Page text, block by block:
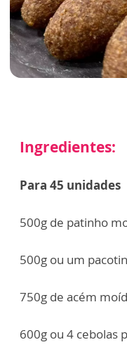
Ingredientes:
Para 45 unidades
500g de patinho
500g ou um
750g de acém
600g ou 4 cebolas